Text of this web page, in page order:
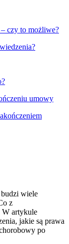
czy to możliwe?
umowy
wiele
z
W artykule
jakie są prawa
po